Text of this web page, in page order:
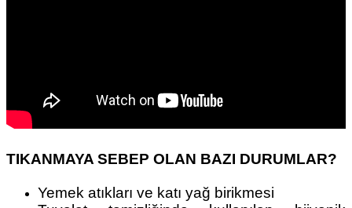
TIKANMAYA SEBEP OLAN BAZI DURUMLAR?
Yemek atıkları ve katı yağ birikmesi